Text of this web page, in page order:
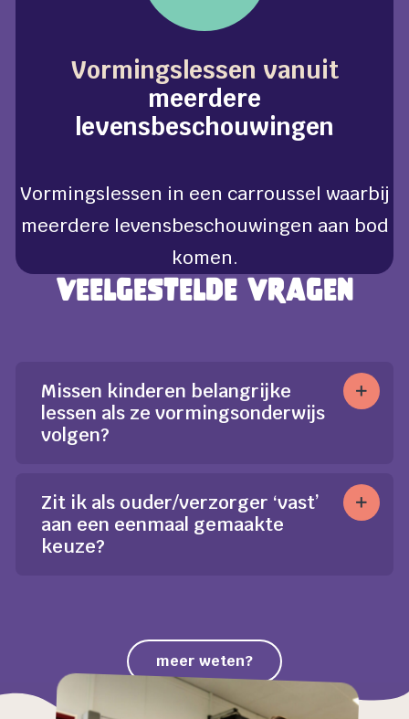
Vormingslessen vanuit
meerdere
levensbeschouwingen
Vormingslessen in een carroussel waarbij
meerdere levensbeschouwingen aan bod
komen.
Veelgestelde vragen
Missen kinderen belangrijke
lessen als ze vormingsonderwijs
volgen?
Zit ik als ouder/verzorger ‘vast’
aan een eenmaal gemaakte
keuze?
meer weten?